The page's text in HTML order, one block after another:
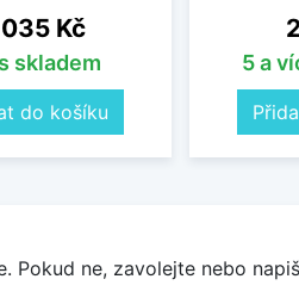
035 Kč
skladem
do košíku
5 a
ne, zavolejte nebo